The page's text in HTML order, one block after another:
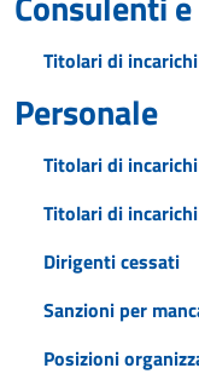
Titolari di
Personale
Titolari di
Titolari di
Dirigenti cessati
Sanzioni per
Posizioni